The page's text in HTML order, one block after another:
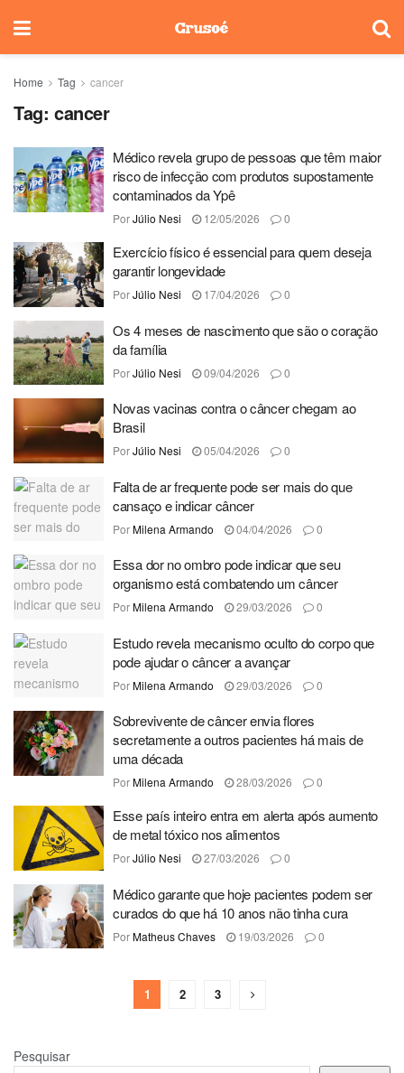
Home Tag cancer
Tag: cancer
Médico revela grupo de pessoas que têm maior
risco de infecção com produtos supostamente
contaminados da Ypê
PorJúlio Nesi 12/05/2026 0
Exercício físico é essencial para quem deseja
garantir longevidade
PorJúlio Nesi 17/04/2026 0
Os 4 meses de nascimento que são o coração
da família
PorJúlio Nesi 09/04/2026 0
Novas vacinas contra o câncer chegam ao
Brasil
PorJúlio Nesi 05/04/2026 0
Falta de ar frequente pode ser mais do que
cansaço e indicar câncer
PorMilena Armando 04/04/2026 0
Essa dor no ombro pode indicar que seu
organismo está combatendo um câncer
PorMilena Armando 29/03/2026 0
Estudo revela mecanismo oculto do corpo que
pode ajudar o câncer a avançar
PorMilena Armando 29/03/2026 0
Sobrevivente de câncer envia flores
secretamente a outros pacientes há mais de
uma década
PorMilena Armando 28/03/2026 0
Esse país inteiro entra em alerta após aumento
de metal tóxico nos alimentos
PorJúlio Nesi 27/03/2026 0
Médico garante que hoje pacientes podem ser
curados do que há 10 anos não tinha cura
PorMatheus Chaves 19/03/2026 0
1 2 3
Pesquisar